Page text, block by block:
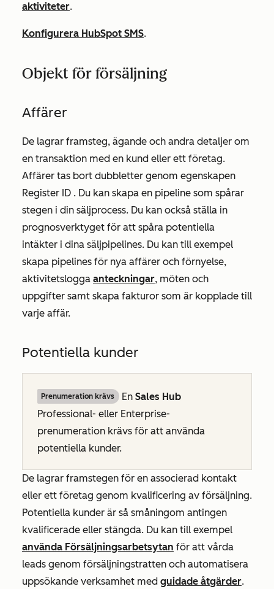
aktiviteter.
Konfigurera HubSpot SMS.
Objekt för försäljning
Affärer
De lagrar framsteg, ägande och andra detaljer om
en transaktion med en kund eller ett företag.
Affärer tas bort dubbletter genom egenskapen
Register ID . Du kan skapa en pipeline som spårar
stegen i din säljprocess. Du kan också ställa in
prognosverktyget för att spåra potentiella
intäkter i dina säljpipelines. Du kan till exempel
skapa pipelines för nya affärer och förnyelse,
aktivitetslogga anteckningar, möten och
uppgifter samt skapa fakturor som är kopplade till
varje affär.
Potentiella kunder
Prenumeration krävs En Sales Hub
Professional- eller Enterprise-
prenumeration krävs för att använda
potentiella kunder.
De lagrar framstegen för en associerad kontakt
eller ett företag genom kvalificering av försäljning.
Potentiella kunder är så småningom antingen
kvalificerade eller stängda. Du kan till exempel
använda Försäljningsarbetsytan för att vårda
leads genom försäljningstratten och automatisera
uppsökande verksamhet med guidade åtgärder.